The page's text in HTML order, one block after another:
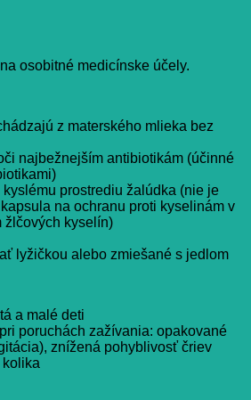
osobitné medicínske účely.
z materského mlieka bez
najbežnejším antibiotikám (účinné
prostrediu žalúdka (nie je
na ochranu proti kyselinám v
žlčových kyselín)
lyžičkou alebo zmiešané s jedlom
a malé deti
poruchách zažívania: opakované
znížená pohyblivosť čriev